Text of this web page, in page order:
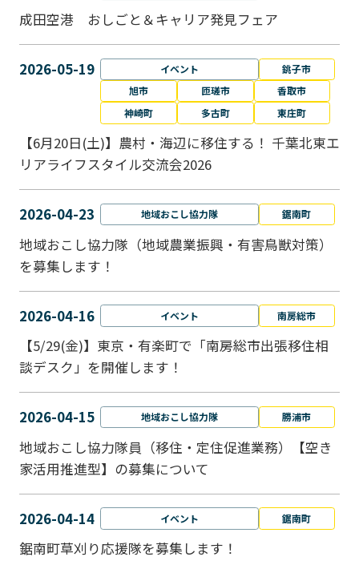
成田空港 おしごと＆キャリア発見フェア
2026-05-19 イベント
銚子市
旭市
匝瑳市
香取市
神崎町
多古町 東庄町
【6月20日(土)】農村・海辺に移住する！ 千葉北東エ
リアライフスタイル交流会2026
2026-04-23 地域おこし協力隊 鋸南町
地域おこし協力隊（地域農業振興・有害鳥獣対策）
を募集します！
2026-04-16 イベント 南房総市
【5/29(金)】東京・有楽町で「南房総市出張移住相
談デスク」を開催します！
2026-04-15 地域おこし協力隊 勝浦市
地域おこし協力隊員（移住・定住促進業務）【空き
家活用推進型】の募集について
2026-04-14 イベント 鋸南町
鋸南町草刈り応援隊を募集します！